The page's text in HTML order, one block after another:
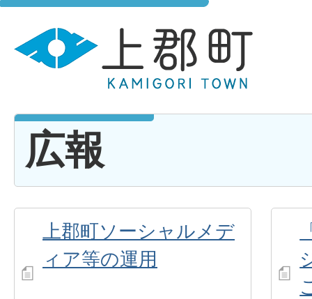
広報
上郡町ソーシャルメデ
ィア等の運用